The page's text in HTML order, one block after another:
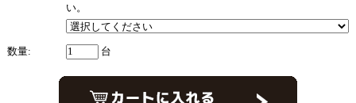
い。
数量: 台